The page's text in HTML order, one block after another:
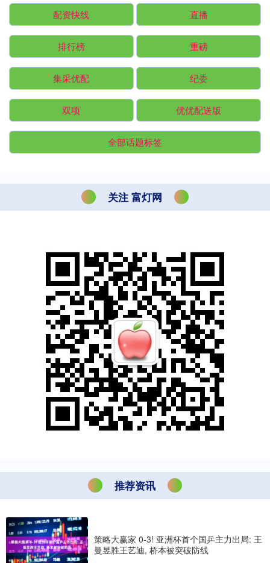
配资快线 直播
排行榜 重磅
集采优配 纪委
双项 优优配送版
全部话题标签
关注 富灯网
推荐资讯
策略大赢家 0-3! 亚洲杯首个国乒主力出局: 王
曼昱胜王艺迪, 桥本被突破防线